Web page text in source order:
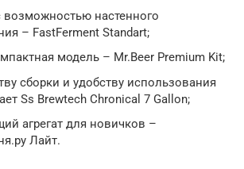
настенного
– FastFerment Standart;
модель – Mr.Beer Premium Kit;
сборки и удобству использования
Ss Brewtech Chronical 7 Gallon;
агрегат для новичков –
Лайт.